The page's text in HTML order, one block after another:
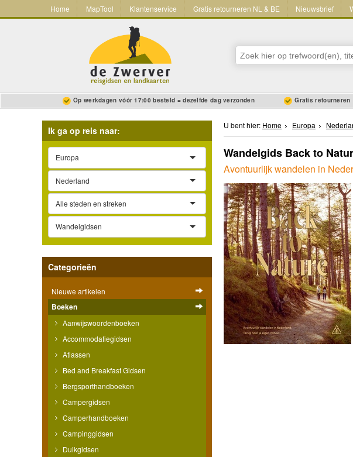
Home MapTool Klantenservice Gratis retourneren NL & BE Nieuwsbrief
Op werkdagen vóór 17:00 besteld = dezelfde dag verzonden Gratis retourneren
Ik ga op reis naar:
Europa
Nederland
Alle steden en streken
Wandelgidsen
Categorieën
Nieuwe artikelen
Boeken
Aanwijswoordenboeken
Accommodatiegidsen
Atlassen
Bed and Breakfast Gidsen
Bergsporthandboeken
Campergidsen
Camperhandboeken
Campinggidsen
Duikgidsen
U bent hier: Home Europa
Wandelgids Back to
Avontuurlijk wandelen in